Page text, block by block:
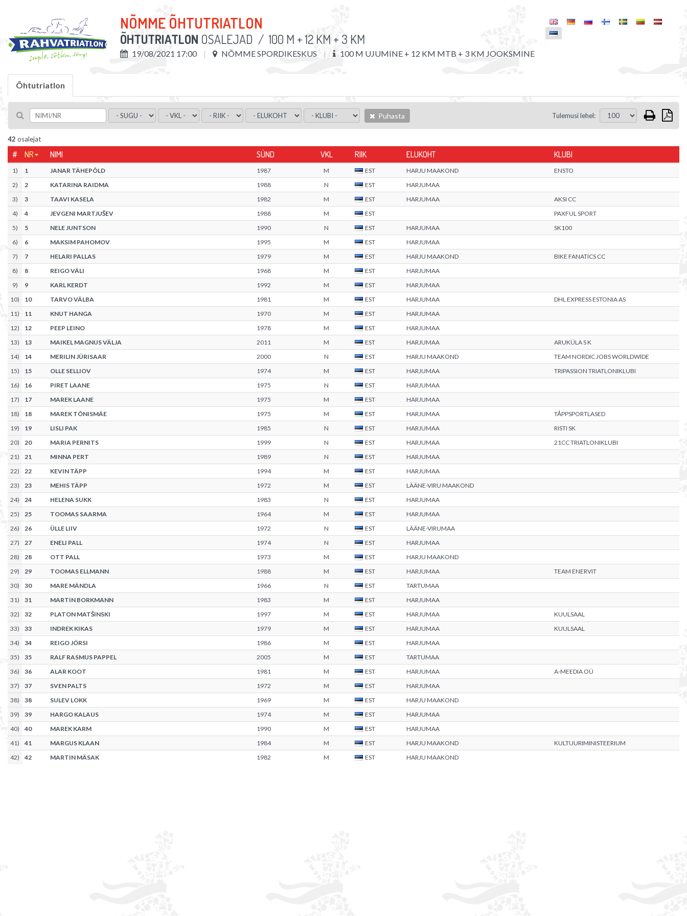
NÕMME ÕHTUTRIATLON
ÕHTUTRIATLON OSALEJAD / 100 M + 12 KM + 3 KM
19/08/2021 17:00 NÕMME SPORDIKESKUS 100 M UJUMINE + 12 KM MTB + 3 KM JOOKSMINE
Õhtutriatlon
Puhasta Tulemusi lehel:
42 osalejat
# NR NIMI SÜND VKL RIIK ELUKOHT KLUBI
1) 1 JANAR TÄHEPÕLD 1987 M EST HARJU MAAKOND
ENSTO
2) 2 KATARINA RAIDMA 1988 N EST
HARJUMAA
3) 3 TAAVI KASELA 1982 M EST HARJUMAA
AKSI CC
4) 4 JEVGENI MARTJUŠEV 1988 M EST
PAXFUL SPORT
5) 5 NELE JUNTSON 1990 N EST HARJUMAA
SK100
6) 6 MAKSIM PAHOMOV 1995 M EST
HARJUMAA
7) 7 HELARI PALLAS 1979 M EST HARJU MAAKOND
BIKE FANATICS CC
8) 8 REIGO VÄLI 1968 M EST
HARJUMAA
9) 9 KARL KERDT 1992 M EST
HARJUMAA
10) 10 TARVO VÄLBA 1981 M EST HARJUMAA
DHL EXPRESS ESTONIA AS
11) 11 KNUT HANGA 1970 M EST
HARJUMAA
12) 12 PEEP LEINO 1978 M EST
HARJUMAA
13) 13 MAIKEL MAGNUS VÄLJA 2011 M EST HARJUMAA
ARUKÜLA S K
14) 14 MERILIN JÜRISAAR 2000 N EST HARJU MAAKOND
TEAM NORDIC JOBS WORLDWIDE
15) 15 OLLE SELLIOV 1974 M EST HARJUMAA
TRIPASSION TRIATLONIKLUBI
16) 16 PIRET LAANE 1975 N EST
HARJUMAA
17) 17 MAREK LAANE 1975 M EST
HARJUMAA
18) 18 MAREK TÕNISMÄE 1975 M EST HARJUMAA
TÅPPSPORTLASED
19) 19 LISLI PAK 1985 N EST HARJUMAA
RISTI SK
20) 20 MARIA PERNITS 1999 N EST HARJUMAA
21CC TRIATLONIKLUBI
21) 21 MINNA PERT 1989 N EST
HARJUMAA
22) 22 KEVIN TÄPP 1994 M EST
HARJUMAA
23) 23 MEHIS TÄPP 1972 M EST
LÄÄNE-VIRU MAAKOND
24) 24 HELENA SUKK 1983 N EST
HARJUMAA
25) 25 TOOMAS SAARMA 1964 M EST
HARJUMAA
26) 26 ÜLLE LIIV 1972 N EST
LÄÄNE-VIRUMAA
27) 27 ENELI PALL 1974 N EST
HARJUMAA
28) 28 OTT PALL 1973 M EST
HARJU MAAKOND
29) 29 TOOMAS ELLMANN 1988 M EST HARJUMAA
TEAM ENERVIT
30) 30 MARE MÄNDLA 1966 N EST
TARTUMAA
31) 31 MARTIN BORKMANN 1983 M EST
HARJUMAA
32) 32 PLATON MATŠINSKI 1997 M EST HARJUMAA
KUULSAAL
33) 33 INDREK KIKAS 1979 M EST HARJUMAA
KUULSAAL
34) 34 REIGO JÖRSI 1986 M EST
HARJUMAA
35) 35 RALF RASMUS PAPPEL 2005 M EST
TARTUMAA
36) 36 ALAR KOOT 1981 M EST HARJUMAA
A-MEEDIA OÜ
37) 37 SVEN PALTS 1972 M EST
HARJUMAA
38) 38 SULEV LOKK 1969 M EST
HARJU MAAKOND
39) 39 HARGO KALAUS 1974 M EST
HARJUMAA
40) 40 MAREK KARM 1990 M EST
HARJUMAA
41) 41 MARGUS KLAAN 1984 M EST HARJU MAAKOND
KULTUURIMINISTEERIUM
42) 42 MARTIN MÄSAK 1982 M EST HARJU MAAKOND